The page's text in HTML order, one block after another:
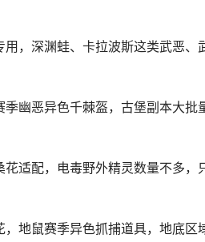
，深渊蛙、卡拉波斯这类武恶、
幽恶异色千棘盔，古堡副本大批
适配，电毒野外精灵数量不多，
地鼠赛季异色抓捕道具，地底区